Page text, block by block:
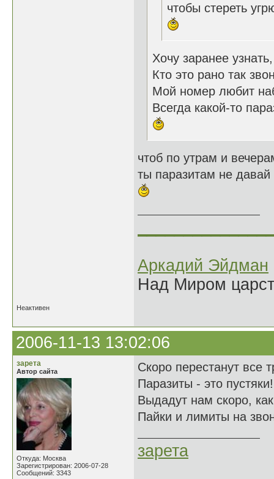
чтобы стереть
Хочу заранее узнать,
Кто это рано так
Мой номер любит
Всегда какой-то
чтоб по утрам и
ты паразитам не
Аркадий Эйдман
Над Миром
Неактивен
2006-11-13 13:02:06
зарета
Автор сайта
Откуда: Москва
Зарегистрирован: 2006-07-28
Сообщений: 3343
Скоро перестанут все
Паразиты - это пустяки!
Выдадут нам скоро,
Пайки и лимиты на
зарета